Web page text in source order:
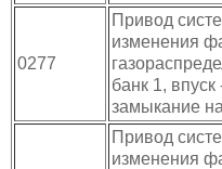
0277
Привод
изменения
банк 1, впуск
замыкание
Привод
изменения